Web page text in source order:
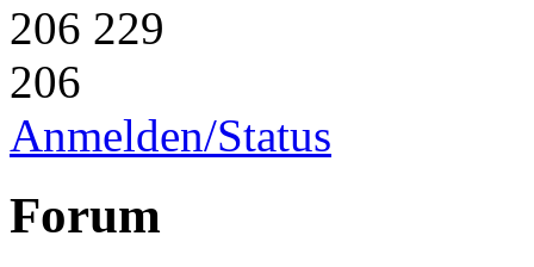
206 229
206
Anmelden/Status
Forum